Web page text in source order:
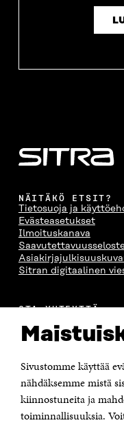
Sivustomme käyttää
nähdäksemme mistä
kiinnostuneita ja
toiminnallisuuksia.
NÄITÄKÖ ETSIT?
Tietosuoja ja
Evästeasetukset
Ilmoituskanava
Sitran digitaalinen
OTA YHTEYTTÄ
Itämerenkatu 11-13,
00181 Helsinki
Puhelin +358 294
Sähköpostiosoite
Saapumisohjeet